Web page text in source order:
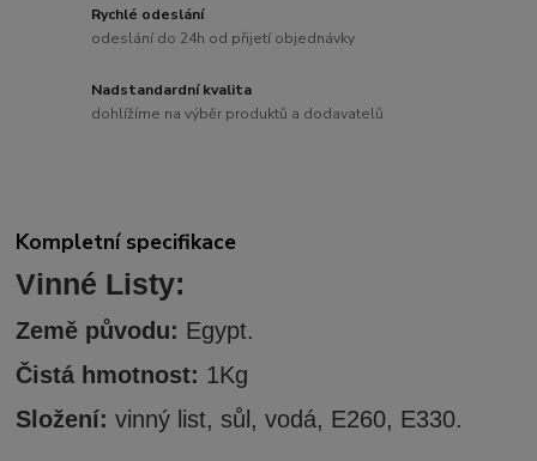
Rychlé odeslání
odeslání do 24h od přijetí objednávky
Nadstandardní kvalita
dohlížíme na výběr produktů a dodavatelů
Kompletní specifikace
Vinné Listy:
Země původu: Egypt.
Čistá hmotnost: 1Kg
Složení: vinný list, sůl, vodá, E260, E330.